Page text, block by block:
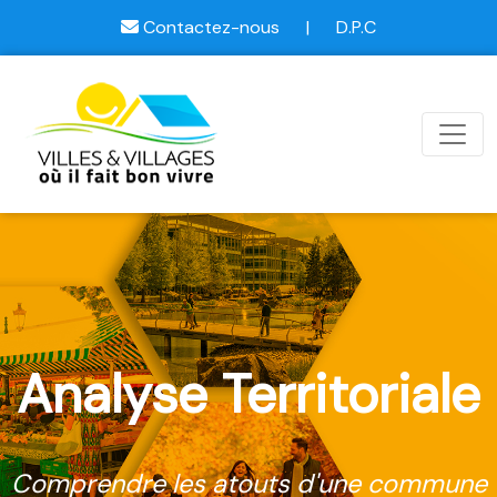
Contactez-nous | D.P.C
Analyse Territoriale
Comprendre les atouts d'une commune